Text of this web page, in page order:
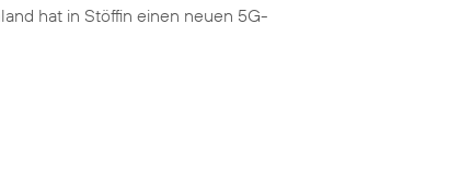
hat in Stöffin einen neuen 5G-